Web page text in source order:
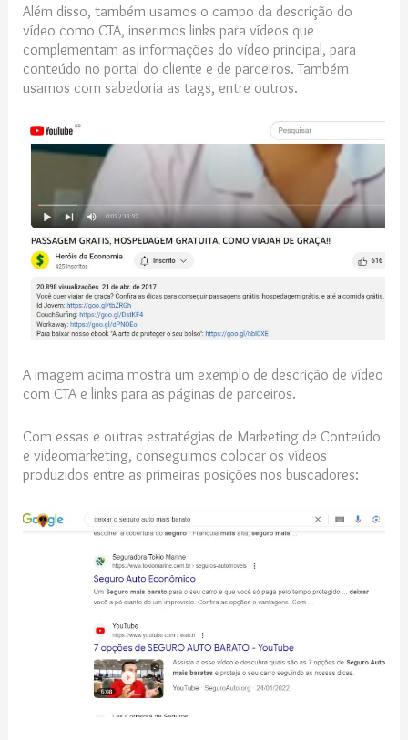
Além disso, também usamos o campo da descrição do
vídeo como CTA, inserimos links para vídeos que
complementam as informações do vídeo principal, para
conteúdo no portal do cliente e de parceiros. Também
usamos com sabedoria as tags, entre outros.
A imagem acima mostra um exemplo de descrição de vídeo
com CTA e links para as páginas de parceiros.
Com essas e outras estratégias de Marketing de Conteúdo
e videomarketing, conseguimos colocar os vídeos
produzidos entre as primeiras posições nos buscadores: